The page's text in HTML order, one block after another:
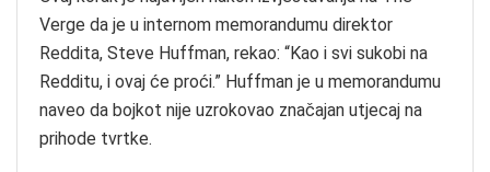
Verge da je u internom memorandumu direktor
Reddita, Steve Huffman, rekao: “Kao i svi sukobi na
Redditu, i ovaj će proći.” Huffman je u memorandumu
naveo da bojkot nije uzrokovao značajan utjecaj na
prihode tvrtke.